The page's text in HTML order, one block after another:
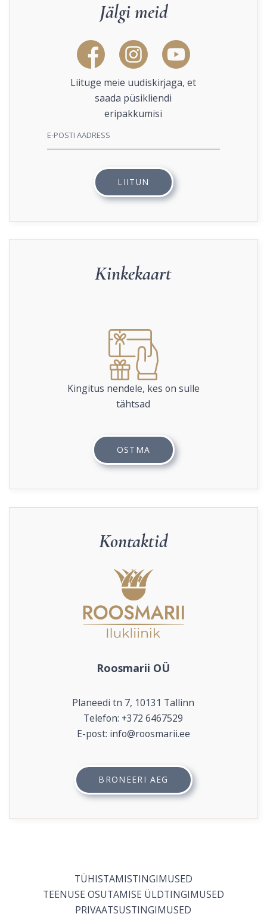
Jälgi meid
Liituge meie uudiskirjaga, et
saada püsikliendi
eripakkumisi
Kinkekaart
Kingitus nendele, kes on sulle
tähtsad
OSTMA
Kontaktid
Roosmarii OÜ
Planeedi tn 7, 10131 Tallinn
Telefon: +372 6467529
E-post: info@roosmarii.ee
BRONEERI AEG
TÜHISTAMISTINGIMUSED
TEENUSE OSUTAMISE ÜLDTINGIMUSED
PRIVAATSUSTINGIMUSED